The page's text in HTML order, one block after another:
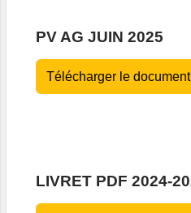
PV AG JUIN 2025
Télécharger le document
LIVRET PDF 2024-